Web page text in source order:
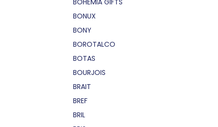
BOHEMIA GIFTS
BONUX
BONY
BOROTALCO
BOTAS
BOURJOIS
BRAIT
BREF
BRIL